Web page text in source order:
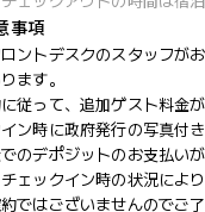
事項
ントデスクのスタッフが
ます。
従って、追加ゲスト料金
ン時に政府発行の写真付
のデポジットのお支払い
ェックイン時の状況によ
ではございませんのでご